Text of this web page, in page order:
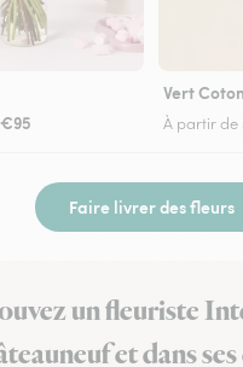
Vert Coton
À partir de
Faire livrer des fleurs
un fleuriste
et dans